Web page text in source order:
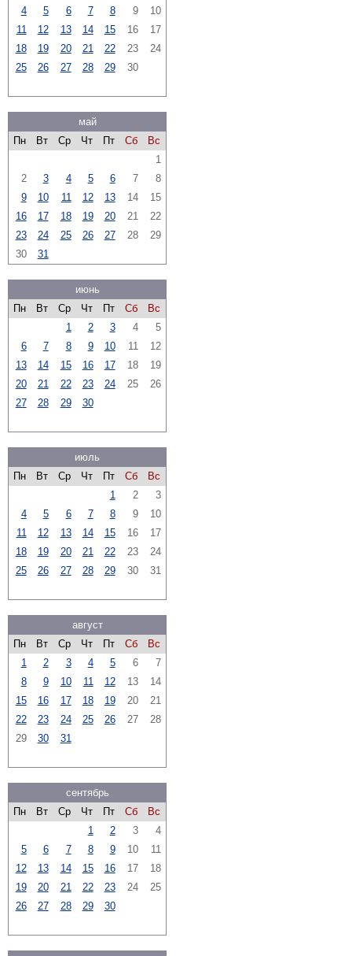
4
5 6 7 8 9
10
11
12 13 14 15 16
17
18
19 20 21 22 23
24
25
26 27 28 29 30
май
Пн
Вт Ср Чт Пт Сб
Вс
1
2
3 4 5 6 7
8
9
10 11 12 13 14
15
16
17 18 19 20 21
22
23
24 25 26 27 28
29
30
31
июнь
Пн
Вт Ср Чт Пт Сб
Вс
1
2 3 4
5
6
7 8 9 10 11
12
13
14 15 16 17 18
19
20
21 22 23 24 25
26
27
28 29 30
июль
Пн
Вт Ср Чт Пт Сб
Вс
1
2
3
4
5 6 7 8 9
10
11
12 13 14 15 16
17
18
19 20 21 22 23
24
25
26 27 28 29 30 31
август
Пн
Вт Ср Чт Пт Сб
Вс
1
2 3 4 5 6
7
8
9 10 11 12 13
14
15
16 17 18 19 20
21
22
23 24 25 26 27
28
29
30 31
сентябрь
Пн
Вт Ср Чт Пт Сб
Вс
1
2 3
4
5
6 7 8 9 10
11
12
13 14 15 16 17
18
19
20 21 22 23 24
25
26
27 28 29 30